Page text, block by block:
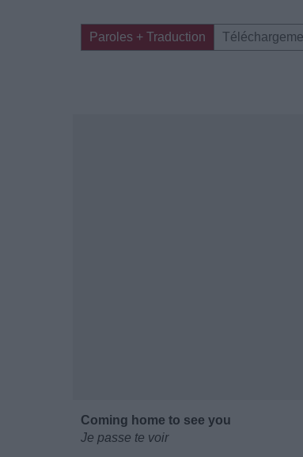
Paroles + Traduction
Coming home to see you
Je passe te voir